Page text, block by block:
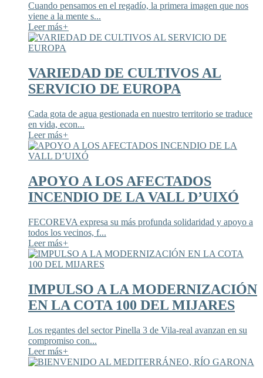
Cuando pensamos en el regadío, la primera imagen que nos
viene a la mente s...
Leer más+
VARIEDAD DE CULTIVOS AL
SERVICIO DE EUROPA
Cada gota de agua gestionada en nuestro territorio se traduce
en vida, econ...
Leer más+
APOYO A LOS AFECTADOS
INCENDIO DE LA VALL D’UIXÓ
FECOREVA expresa su más profunda solidaridad y apoyo a
todos los vecinos, f...
Leer más+
IMPULSO A LA MODERNIZACIÓN
EN LA COTA 100 DEL MIJARES
Los regantes del sector Pinella 3 de Vila-real avanzan en su
compromiso con...
Leer más+